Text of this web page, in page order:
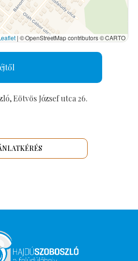
| © OpenStreetMap contributors © CARTO
Eötvös József utca 26.